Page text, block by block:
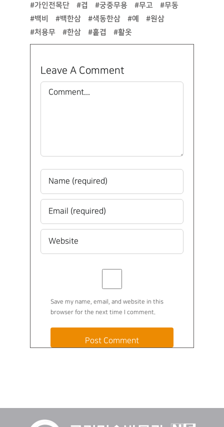
#가인전목단 #겹 #궁중무용 #무고
#무동
#백비
#백한삼 #색동한삼 #예
#원삼
#처용무
#한삼 #홑겹 #활옷
Leave A Comment
Comment
Save my name, email, and website in this
browser for the next time I comment.